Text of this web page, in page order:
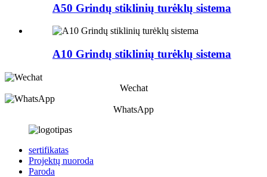
A50 Grindų stiklinių turėklų sistema
A10 Grindų stiklinių turėklų sistema
Wechat
WhatsApp
sertifikatas
Projektų nuoroda
Paroda